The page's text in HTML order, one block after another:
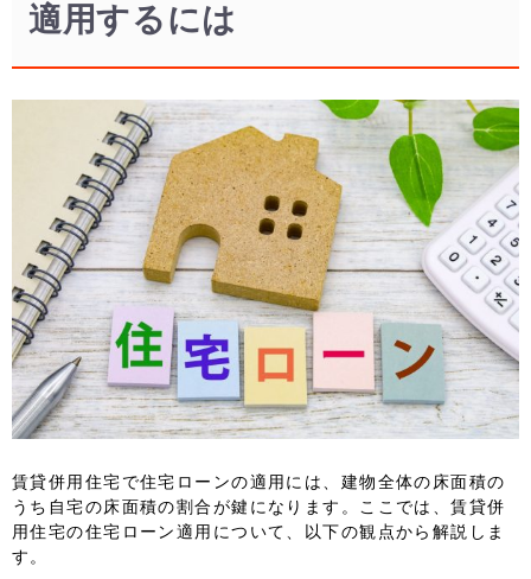
適用するには
賃貸併用住宅で住宅ローンの適用には、建物全体の床面積の
うち自宅の床面積の割合が鍵になります。ここでは、賃貸併
用住宅の住宅ローン適用について、以下の観点から解説しま
す。